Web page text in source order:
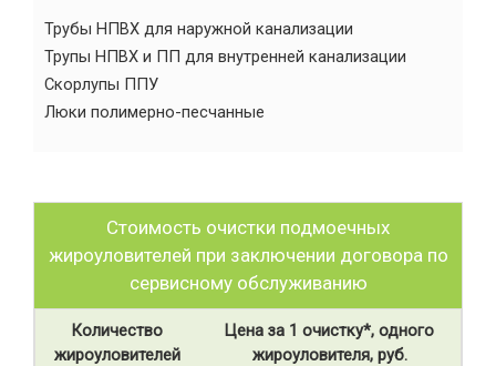
Трубы НПВХ для наружной канализации
Трупы НПВХ и ПП для внутренней канализации
Скорлупы ППУ
Люки полимерно-песчанные
Стоимость очистки подмоечных
жироуловителей при заключении договора по
сервисному обслуживанию
Количество
жироуловителей
Цена за 1 очистку*, одного
жироуловителя, руб.